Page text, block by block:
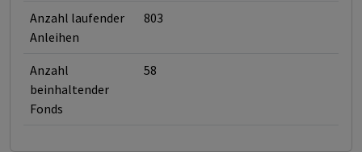
Anzahl laufender
Anleihen
803
Anzahl
beinhaltender
Fonds
58